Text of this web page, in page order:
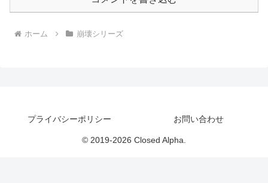
ホーム 崩壊シリーズ
プライバシーポリシー お問い合わせ
© 2019-2026 Closed Alpha.